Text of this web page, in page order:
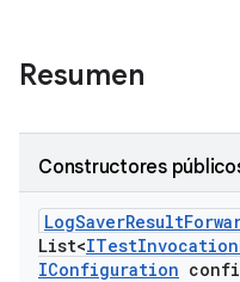
Resumen
Constructores
LogSaverResult
List<ITestInvocation
IConfiguration